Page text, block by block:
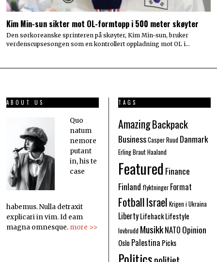
Kim Min-sun sikter mot OL-formtopp i 500 meter skøyter
Den sørkoreanske sprinteren på skøyter, Kim Min-sun, bruker
verdenscupsesongen som en kontrollert oppladning mot OL i…
ABOUT US
Quo
natum
nemore
putant
in, his te
case
habemus. Nulla detraxit
explicari in vim. Id eam
magna omnesque. more >>
TAGS
AmazingBackpack
BusinessCasper Ruud Danmark
Erling Braut Haaland
FeaturedFinance
Finland flyktninger Format
FotballIsrael Krigen i Ukraina
LibertyLifehackLifestyle
lovbrudd MusikkNATO Opinion
Oslo Palestina Picks